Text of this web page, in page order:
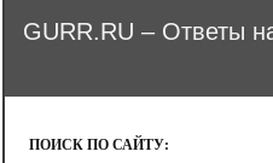
GURR.RU – Ответы
ПОИСК ПО САЙТУ: